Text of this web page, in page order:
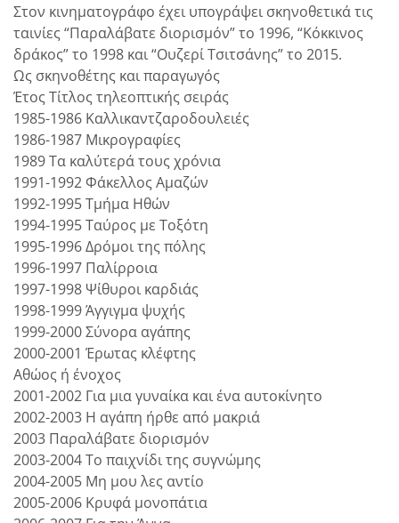
Στον κινηματογράφο έχει υπογράψει σκηνοθετικά τις
ταινίες “Παραλάβατε διορισμόν” το 1996, “Κόκκινος
δράκος” το 1998 και “Ουζερί Τσιτσάνης” το 2015.
Ως σκηνοθέτης και παραγωγός
Έτος Τίτλος τηλεοπτικής σειράς
1985-1986 Καλλικαντζαροδουλειές
1986-1987 Μικρογραφίες
1989 Τα καλύτερά τους χρόνια
1991-1992 Φάκελλος Αμαζών
1992-1995 Τμήμα Ηθών
1994-1995 Ταύρος με Τοξότη
1995-1996 Δρόμοι της πόλης
1996-1997 Παλίρροια
1997-1998 Ψίθυροι καρδιάς
1998-1999 Άγγιγμα ψυχής
1999-2000 Σύνορα αγάπης
2000-2001 Έρωτας κλέφτης
Αθώος ή ένοχος
2001-2002 Για μια γυναίκα και ένα αυτοκίνητο
2002-2003 Η αγάπη ήρθε από μακριά
2003 Παραλάβατε διορισμόν
2003-2004 Το παιχνίδι της συγνώμης
2004-2005 Μη μου λες αντίο
2005-2006 Κρυφά μονοπάτια